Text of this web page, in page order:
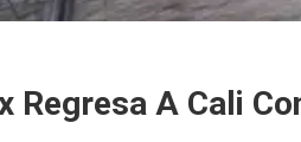
Regresa A Cali